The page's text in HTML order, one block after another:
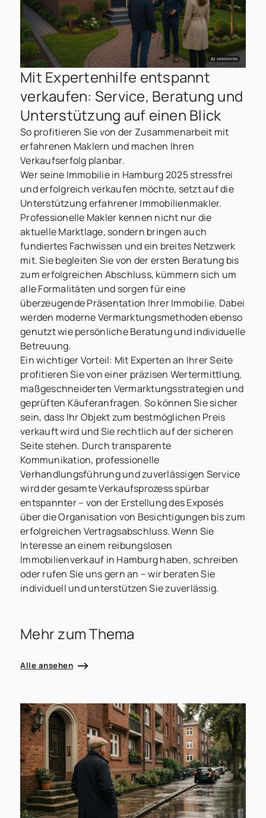
Mit Expertenhilfe entspannt
verkaufen: Service, Beratung und
Unterstützung auf einen Blick
So profitieren Sie von der Zusammenarbeit mit
erfahrenen Maklern und machen Ihren
Verkaufserfolg planbar.
Wer seine Immobilie in Hamburg 2025 stressfrei
und erfolgreich verkaufen möchte, setzt auf die
Unterstützung erfahrener Immobilienmakler.
Professionelle Makler kennen nicht nur die
aktuelle Marktlage, sondern bringen auch
fundiertes Fachwissen und ein breites Netzwerk
mit. Sie begleiten Sie von der ersten Beratung bis
zum erfolgreichen Abschluss, kümmern sich um
alle Formalitäten und sorgen für eine
überzeugende Präsentation Ihrer Immobilie. Dabei
werden moderne Vermarktungsmethoden ebenso
genutzt wie persönliche Beratung und individuelle
Betreuung.
Ein wichtiger Vorteil: Mit Experten an Ihrer Seite
profitieren Sie von einer präzisen Wertermittlung,
maßgeschneiderten Vermarktungsstrategien und
geprüften Käuferanfragen. So können Sie sicher
sein, dass Ihr Objekt zum bestmöglichen Preis
verkauft wird und Sie rechtlich auf der sicheren
Seite stehen. Durch transparente
Kommunikation, professionelle
Verhandlungsführung und zuverlässigen Service
wird der gesamte Verkaufsprozess spürbar
entspannter – von der Erstellung des Exposés
über die Organisation von Besichtigungen bis zum
erfolgreichen Vertragsabschluss. Wenn Sie
Interesse an einem reibungslosen
Immobilienverkauf in Hamburg haben, schreiben
oder rufen Sie uns gern an – wir beraten Sie
individuell und unterstützen Sie zuverlässig.
Mehr zum Thema
Alle ansehen